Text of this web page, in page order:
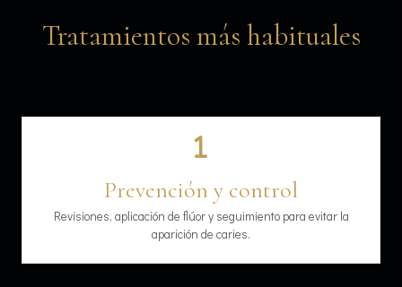
Tratamientos más habituales
Prevención y control
Revisiones, aplicación de flúor y seguimiento para evitar la
aparición de caries.